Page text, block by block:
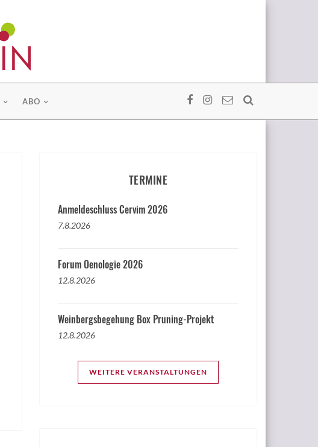
ABO
TERMINE
Anmeldeschluss Cervim 2026
7.8.2026
Forum Oenologie 2026
12.8.2026
Weinbergsbegehung Box Pruning-Projekt
12.8.2026
WEITERE VERANSTALTUNGEN